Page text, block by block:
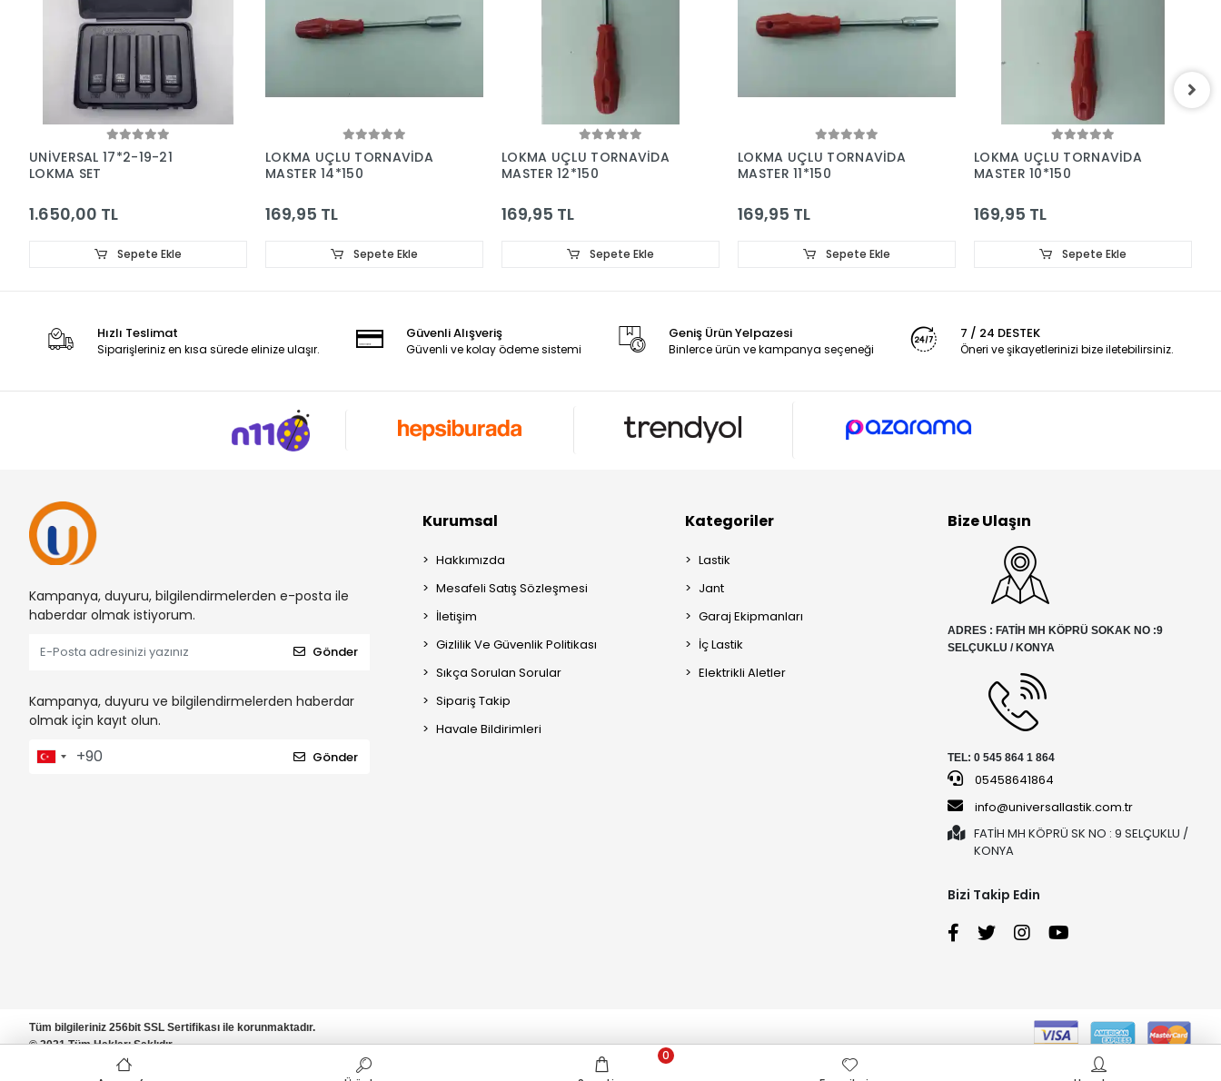
UNİVERSAL 17*2-19-21
LOKMA SET
1.650,00 TL
Sepete Ekle
LOKMA UÇLU TORNAVİDA
MASTER 14*150
169,95 TL
Sepete Ekle
LOKMA UÇLU TORNAVİDA
MASTER 12*150
169,95 TL
Sepete Ekle
LOKMA UÇLU TORNAVİDA
MASTER 11*150
169,95 TL
Sepete Ekle
LOKMA UÇLU TORNAVİDA
MASTER 10*150
169,95 TL
Sepete Ekle
Hızlı Teslimat
Siparişleriniz en kısa sürede elinize ulaşır.
Güvenli Alışveriş
Güvenli ve kolay ödeme sistemi
Geniş Ürün Yelpazesi
Binlerce ürün ve kampanya seçeneği
7 / 24 DESTEK
Öneri ve şikayetlerinizi bize iletebilirsiniz.
Kampanya, duyuru, bilgilendirmelerden e-posta ile
haberdar olmak istiyorum.
Gönder
Kampanya, duyuru ve bilgilendirmelerden haberdar
olmak için kayıt olun.
Gönder
Kurumsal
Hakkımızda
Mesafeli Satış Sözleşmesi
İletişim
Gizlilik Ve Güvenlik Politikası
Sıkça Sorulan Sorular
Sipariş Takip
Havale Bildirimleri
Kategoriler
Lastik
Jant
Garaj Ekipmanları
İç Lastik
Elektrikli Aletler
Bize Ulaşın
ADRES : FATİH MH KÖPRÜ SOKAK NO :9
SELÇUKLU / KONYA
TEL: 0 545 864 1 864
05458641864
info@universallastik.com.tr
FATİH MH KÖPRÜ SK NO : 9 SELÇUKLU /
KONYA
Bizi Takip Edin
Tüm bilgileriniz 256bit SSL Sertifikası ile korunmaktadır.
© 2021 Tüm Hakları Saklıdır
0